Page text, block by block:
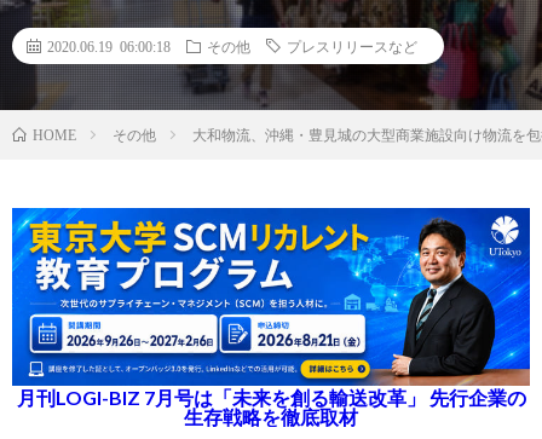
2020.06.19 06:00:18 その他 プレスリリースなど
HOME その他 大和物流、沖縄・豊見城の大型商業施設向け物流を
月刊LOGI-BIZ 7月号は「未来を創る輸送改革」 先行企業の
生存戦略を徹底取材